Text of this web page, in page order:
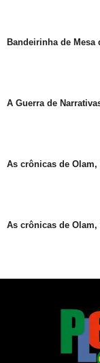
Bandeirinha de Mesa
A Guerra de
As crônicas de
As crônicas de